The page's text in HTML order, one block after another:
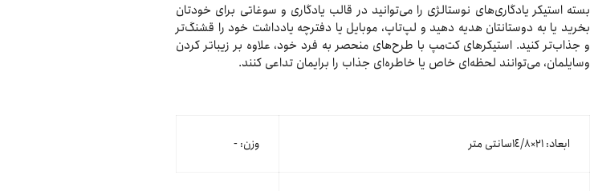
بسته استیکر یادگاری‌های نوستالژی را می‌توانید در قالب یادگاری و سوغاتی برای خودتان
بخرید یا به دوستانتان هدیه دهید و لپ‌تاپ، موبایل یا دفترچه یادداشت خود را قشنگ‌تر
و جذاب‌تر کنید. استیکرهای کت‌مپ با طرح‌های منحصر به فرد خود، علاوه بر زیباتر کردن
وسایلمان، می‌توانند لحظه‌ای خاص یا خاطره‌ای جذاب را برایمان تداعی کنند.
ابعاد: ٢١×١٤/٨سانتی متر وزن: -